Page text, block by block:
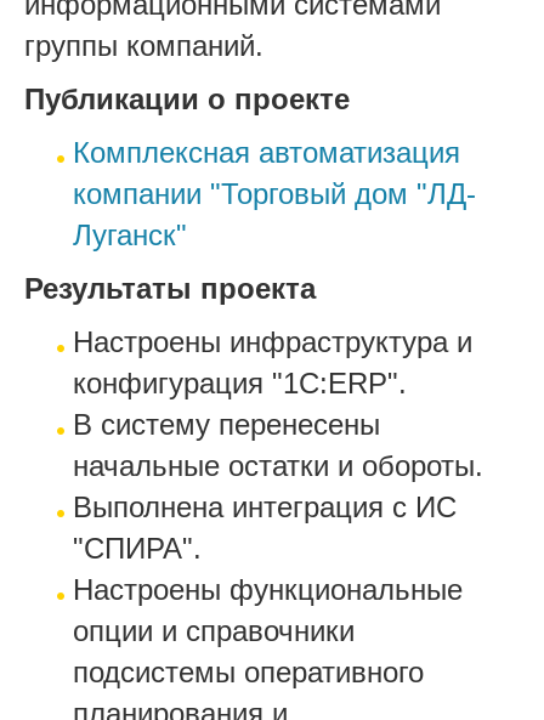
группы компаний.
Публикации о проекте
Комплексная автоматизация
компании "Торговый дом "ЛД-
Луганск"
Результаты проекта
Настроены инфраструктура и
конфигурация "1C:ERP".
В систему перенесены
начальные остатки и обороты.
Выполнена интеграция с ИС
"СПИРА".
Настроены функциональные
опции и справочники
подсистемы оперативного
планирования и